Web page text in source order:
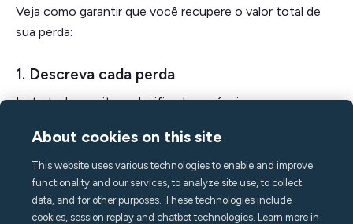
Veja como garantir que você recupere o valor total de
sua perda:
1. Descreva cada perda
Liste todos os itens danificados: móveis,
marca, modelo, data de compra e valor estimado. Agrupe
os itens por sala para maior clareza.
2. Forneça prova de valor
About cookies on this site
This website uses various technologies to enable and improve
functionality and our services, to analyze site use, to collect
data, and for other purposes. These technologies include
cookies, session replay and chatbot technologies. Learn more in